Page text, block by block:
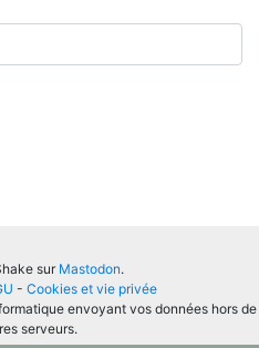
sur Mastodon.
- Cookies et vie privée
envoyant vos données hors de
serveurs.